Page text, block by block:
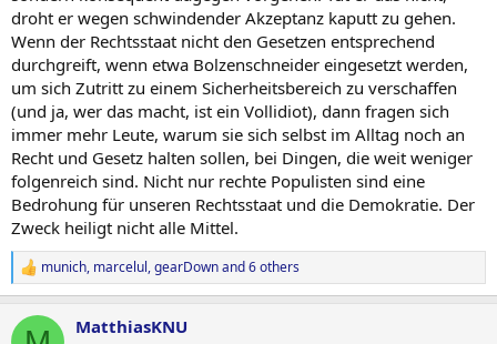
Ahnung.“
"…man merkt einfach da ist keine Substanz in der Birne, am besten
solltet ihr alle auch das Atmen einstellen…“
„Als junge linksgrünversiffte Person…“
„Ich wünsche dir bei jedem deiner Flüge einen Klimakleber.“
Bezüglich der Wählerschaft rechter Parteien heißt es oft „Unsere
Demokratie hält das aus!“. Und so sehe ich es auch hier bei den
Klimaklebern: „Unser Rechtsstaat hält das aus!“
Auch wenn ich die heutige Aktion nicht gutheiße, haben die Jungs
und Mädels meinen Respekt. Denn dass sie diesen Tag nicht
schadlos überstehen werden, wussten sie vorher. Auch der
Zeitpunkt erscheint mir gut gewählt, denn am heutigen ersten
Ferientag findet mit den Urlaubsflügen der CO2-Ausstoß
größtenteils für Freizeit und Vergnügen statt.
Mit den Klebe-Aktionen wird von der Bundesregierung gefordert
droht er wegen schwindender Akzeptanz kaputt zu gehen.
Wenn der Rechtsstaat nicht den Gesetzen entsprechend
durchgreift, wenn etwa Bolzenschneider eingesetzt werden,
um sich Zutritt zu einem Sicherheitsbereich zu verschaffen
(und ja, wer das macht, ist ein Vollidiot), dann fragen sich
immer mehr Leute, warum sie sich selbst im Alltag noch an
Recht und Gesetz halten sollen, bei Dingen, die weit weniger
folgenreich sind. Nicht nur rechte Populisten sind eine
Bedrohung für unseren Rechtsstaat und die Demokratie. Der
Zweck heiligt nicht alle Mittel.
R
e
c
munich, marcelul,gearDownand 6 others
MatthiasKNU